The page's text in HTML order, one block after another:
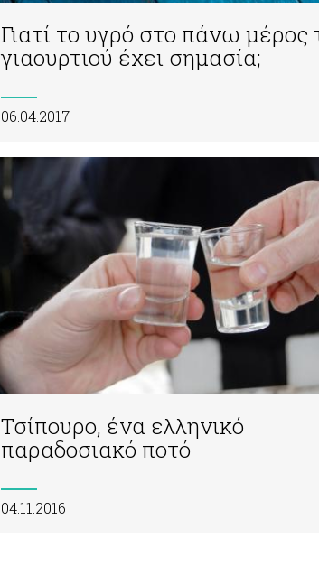
Γιατί το υγρό στο πάνω μέρος
γιαουρτιού έχει σημασία;
06.04.2017
Τσίπουρο, ένα ελληνικό
παραδοσιακό ποτό
04.11.2016